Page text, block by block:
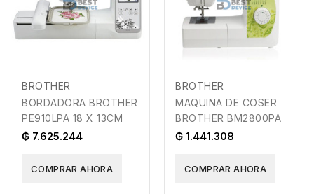
BROTHER
BORDADORA BROTHER
PE910LPA 18 X 13CM
₲ 7.625.244
COMPRAR AHORA
BROTHER
MAQUINA DE COSER
BROTHER BM2800PA
₲ 1.441.308
COMPRAR AHORA